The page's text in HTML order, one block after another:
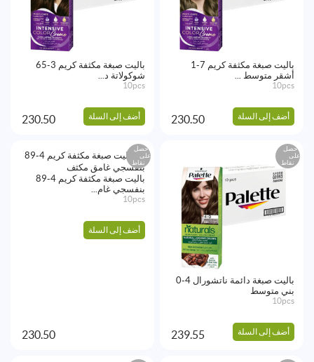
باليت صبغة مكثفة كريم 7-1
أشقر متوسط ...
10pcs
أضف إلى السلة 230.50
باليت صبغة مكثفة كريم 3-65
شوكولاتة د...
10pcs
أضف إلى السلة 230.50
احصل
على
نقاط
باليت صبغة دائمة ناتشورال 4-0
بني متوسط
10pcs
أضف إلى السلة 239.55
احصل
على
نقاط
باليت صبغة مكثفة كريم 4-89
بنفسجي غام...
10pcs
أضف إلى السلة
230.50